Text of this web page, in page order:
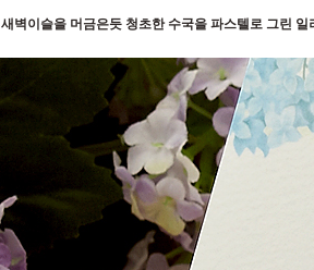
새벽이슬을 머금은듯 청초한 수국을 파스텔로 그린